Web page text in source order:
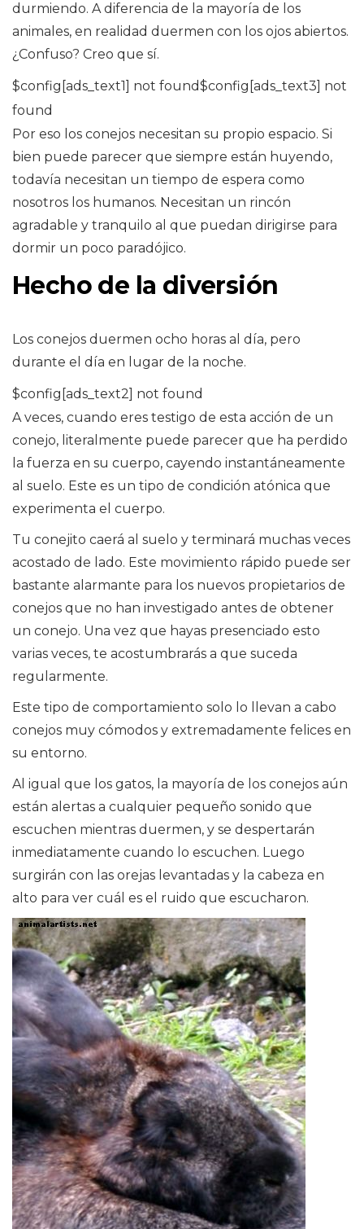
durmiendo. A diferencia de la mayoría de los
animales, en realidad duermen con los ojos abiertos.
¿Confuso? Creo que sí.
$config[ads_text1] not found$config[ads_text3] not
found
Por eso los conejos necesitan su propio espacio. Si
bien puede parecer que siempre están huyendo,
todavía necesitan un tiempo de espera como
nosotros los humanos. Necesitan un rincón
agradable y tranquilo al que puedan dirigirse para
dormir un poco paradójico.
Hecho de la diversión
Los conejos duermen ocho horas al día, pero
durante el día en lugar de la noche.
$config[ads_text2] not found
A veces, cuando eres testigo de esta acción de un
conejo, literalmente puede parecer que ha perdido
la fuerza en su cuerpo, cayendo instantáneamente
al suelo. Este es un tipo de condición atónica que
experimenta el cuerpo.
Tu conejito caerá al suelo y terminará muchas veces
acostado de lado. Este movimiento rápido puede ser
bastante alarmante para los nuevos propietarios de
conejos que no han investigado antes de obtener
un conejo. Una vez que hayas presenciado esto
varias veces, te acostumbrarás a que suceda
regularmente.
Este tipo de comportamiento solo lo llevan a cabo
conejos muy cómodos y extremadamente felices en
su entorno.
Al igual que los gatos, la mayoría de los conejos aún
están alertas a cualquier pequeño sonido que
escuchen mientras duermen, y se despertarán
inmediatamente cuando lo escuchen. Luego
surgirán con las orejas levantadas y la cabeza en
alto para ver cuál es el ruido que escucharon.